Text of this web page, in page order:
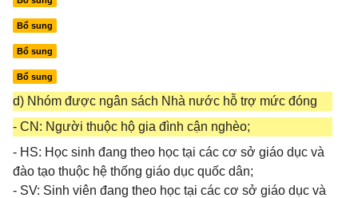
Bổ sung
Bổ sung
Bổ sung
d) Nhóm được ngân sách Nhà nước hỗ trợ mức đóng
- CN: Người thuộc hộ gia đình cận nghèo;
- HS: Học sinh đang theo học tại các cơ sở giáo dục và
đào tạo thuộc hệ thống giáo dục quốc dân;
- SV: Sinh viên đang theo học tại các cơ sở giáo dục và